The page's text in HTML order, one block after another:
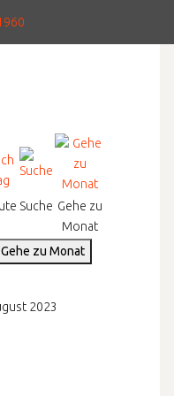
Suche Gehe zu
Monat
Gehe zu Monat
2023